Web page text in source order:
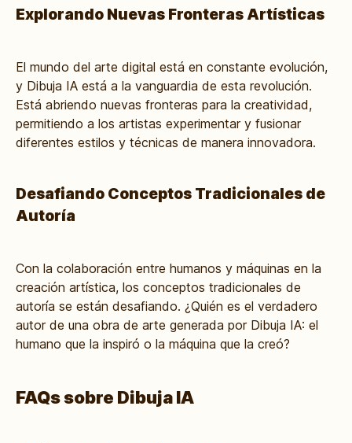
Explorando Nuevas Fronteras Artísticas
El mundo del arte digital está en constante evolución,
y Dibuja IA está a la vanguardia de esta revolución.
Está abriendo nuevas fronteras para la creatividad,
permitiendo a los artistas experimentar y fusionar
diferentes estilos y técnicas de manera innovadora.
Desafiando Conceptos Tradicionales de
Autoría
Con la colaboración entre humanos y máquinas en la
creación artística, los conceptos tradicionales de
autoría se están desafiando. ¿Quién es el verdadero
autor de una obra de arte generada por Dibuja IA: el
humano que la inspiró o la máquina que la creó?
FAQs sobre Dibuja IA